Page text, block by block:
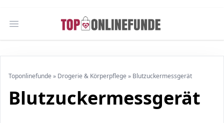
Open main menu
Toponlinefunde » Drogerie & Körperpflege » Blutzuckermessgerät
Blutzuckermessgerät